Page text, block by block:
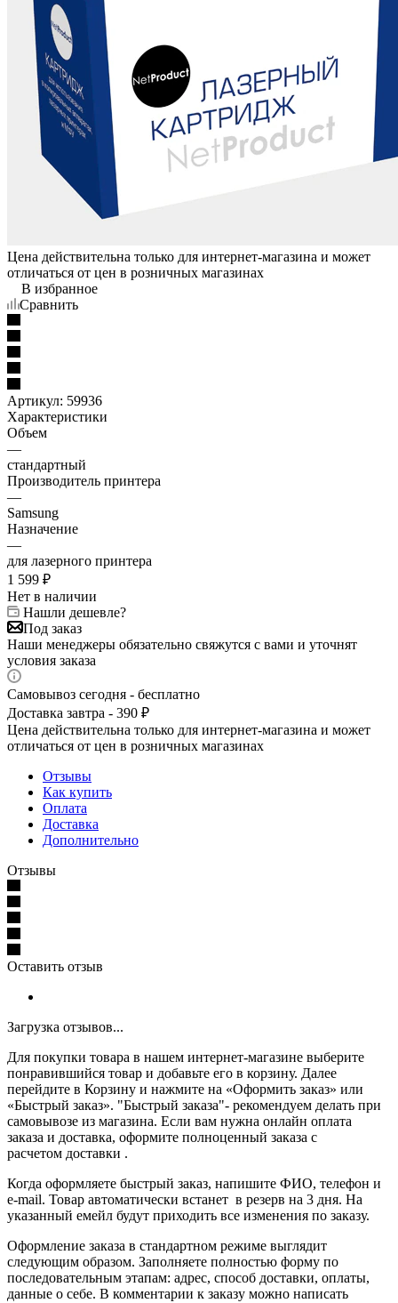
Цена действительна только для интернет-магазина и может
отличаться от цен в розничных магазинах
В избранное
Сравнить
Артикул: 59936
Характеристики
Объем
—
стандартный
Производитель принтера
—
Samsung
Назначение
—
для лазерного принтера
1 599 ₽
Нет в наличии
Нашли дешевле?
Под заказ
Наши менеджеры обязательно свяжутся с вами и уточнят
условия заказа
Самовывоз сегодня - бесплатно
Доставка завтра - 390 ₽
Цена действительна только для интернет-магазина и может
отличаться от цен в розничных магазинах
Отзывы
Как купить
Оплата
Доставка
Дополнительно
Отзывы
Оставить отзыв
Загрузка отзывов...
Для покупки товара в нашем интернет-магазине выберите
понравившийся товар и добавьте его в корзину. Далее
перейдите в Корзину и нажмите на «Оформить заказ» или
«Быстрый заказ». "Быстрый заказа"- рекомендуем делать при
самовывозе из магазина. Если вам нужна онлайн оплата
заказа и доставка, оформите полноценный заказа с
расчетом доставки .
Когда оформляете быстрый заказ, напишите ФИО, телефон и
e-mail. Товар автоматически встанет в резерв на 3 дня. На
указанный емейл будут приходить все изменения по заказу.
Оформление заказа в стандартном режиме выглядит
следующим образом. Заполняете полностью форму по
последовательным этапам: адрес, способ доставки, оплаты,
данные о себе. В комментарии к заказу можно написать